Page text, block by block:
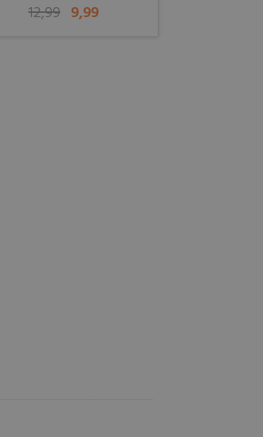
12,99 9,99